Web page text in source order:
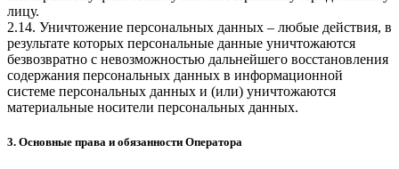
лицу.
2.14. Уничтожение персональных данных – любые действия, в
результате которых персональные данные уничтожаются
безвозвратно с невозможностью дальнейшего восстановления
содержания персональных данных в информационной
системе персональных данных и (или) уничтожаются
материальные носители персональных данных.
3. Основные права и обязанности Оператора